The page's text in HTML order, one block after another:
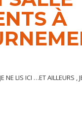
À
JE NE LIS ICI …ET AILLEURS ,